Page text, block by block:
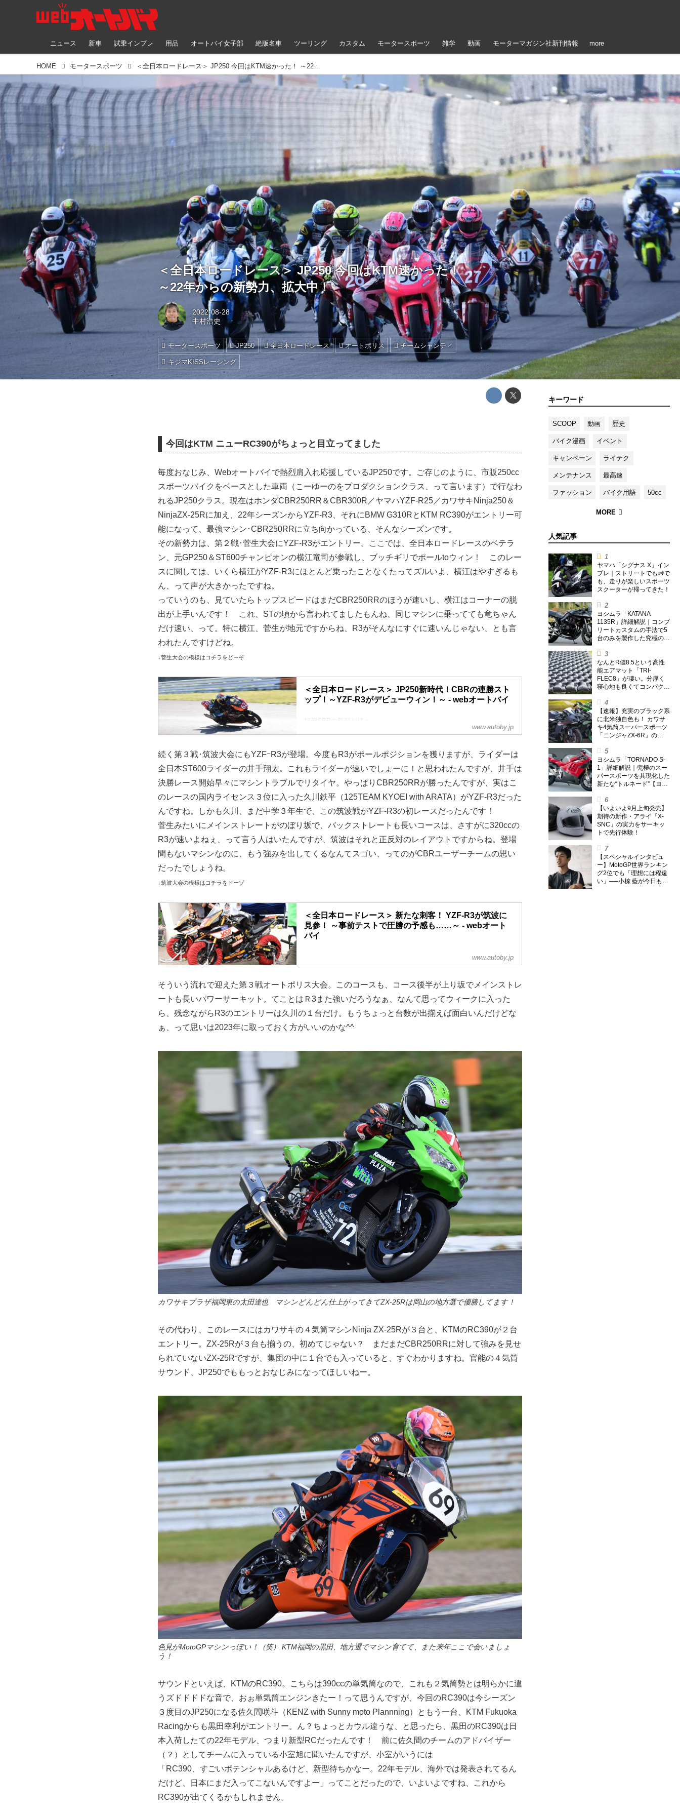
ニュース 新車 試乗インプレ 用品 オートバイ女子部 絶版名車 ツーリング カスタム モータースポーツ 雑学 動画 モーターマガジン社新刊情報 more
HOME モータースポーツ ＜全日本ロードレース＞ JP250 今回はKTM速かった！ ～22年からの新勢力、拡大中！
＜全日本ロードレース＞ JP250 今回はKTM速かった！
～22年からの新勢力、拡大中！
2022-08-28
中村浩史
モータースポーツ JP250 全日本ロードレース オートポリス チームシャンティ
キジマKISSレーシング
キーワード
SCOOP 動画 歴史
バイク漫画 イベント
キャンペーン ライテク
メンテナンス 最高速
ファッション バイク用語 50cc
人気記事
ヤマハ「シグナス X」イン
プレ｜ストリートでも峠で
も、走りが楽しいスポーツ
スクーターが帰ってきた！
ヨシムラ「KATANA
1135R」詳細解説｜コンプ
リートカスタムの手法で5
台のみを製作した究極の銘
なんとR値8.5という高性
能エアマット「TRI-
FLEC8」が凄い。分厚く
寝心地も良くてコンパクト
トを試してみた〈若林浩志
のスーパー・カブカブ・ダ
イアリーズ Vol.385〉
【速報】充実のブラック系
に北米独自色も！ カワサ
キ4気筒スーパースポーツ
「ニンジャZX-6R」の
筒ニンジャも出たよ【海
外】
ヨシムラ「TORNADO S-
1」詳細解説｜究極のスー
パースポーツを具現化した
新たな“トルネード”【ヨシ
【いよいよ9月上旬発売】
期待の新作・アライ「X-
SNC」の実力をサーキッ
トで先行体験！
【スペシャルインタビュ
ー】MotoGP世界ランキン
グ2位でも「理想には程遠
い」──小椋 藍が今日も走
今回はKTM ニューRC390がちょっと目立ってました
毎度おなじみ、Webオートバイで熱烈肩入れ応援しているJP250です。ご存じのように、市販250cc
スポーツバイクをベースとした車両（こーゆーのをプロダクションクラス、って言います）で行なわ
れるJP250クラス。現在はホンダCBR250RR＆CBR300R／ヤマハYZF-R25／カワサキNinja250＆
NinjaZX-25Rに加え、22年シーズンからYZF-R3、それにBMW G310RとKTM RC390がエントリー可
能になって、最強マシン･CBR250RRに立ち向かっている、そんなシーズンです。
その新勢力は、第２戦･菅生大会にYZF-R3がエントリー。ここでは、全日本ロードレースのベテラ
ン、元GP250＆ST600チャンピオンの横江竜司が参戦し、ブッチギリでポールtoウィン！ このレー
スに関しては、いくら横江がYZF-R3にほとんど乗ったことなくたってズルいよ、横江はやすぎるも
ん、って声が大きかったですね。
っていうのも、見ていたらトップスピードはまだCBR250RRのほうが速いし、横江はコーナーの脱
出が上手いんです！ これ、STの頃から言われてましたもんね、同じマシンに乗ってても竜ちゃん
だけ速い、って。特に横江、菅生が地元ですからね、R3がそんなにすぐに速いんじゃない、とも言
われたんですけどね。
↓菅生大会の模様はコチラをどーぞ
＜全日本ロードレース＞ JP250新時代！CBRの連勝スト
ップ！～YZF-R3がデビューウィン！～ - webオートバイ
打倒CBRの新顔が続々
この週末は宮城県･スポーツランド菅生で全日本ロードレース第４戦が
２＆４レースだったため、開催されたクラスはJSB1000のみ。他の
JP250／J-GP3／ST600／ST1000は、この菅生大会が２か月ぶり、開
幕戦に続く２レース目、ということになります。
２＆４レースでは、JSB1000は１戦につき２レースを消化して来たん
ですが、この菅生大会ではJSB1000だけじゃなく、ST600も２レース
開催。いつも...
www.autoby.jp
続く第３戦･筑波大会にもYZFｰR3が登場。今度もR3がポールポジションを獲りますが、ライダーは
全日本ST600ライダーの井手翔太。これもライダーが速いでしょーに！と思われたんですが、井手は
決勝レース開始早々にマシントラブルでリタイヤ。やっぱりCBR250RRが勝ったんですが、実はこ
のレースの国内ライセンス３位に入った久川鉄平（125TEAM KYOEI with ARATA）がYZF-R3だった
んですね。しかも久川、まだ中学３年生で、この筑波戦がYZF-R3の初レースだったんです！
菅生みたいにメインストレートがのぼり坂で、バックストレートも長いコースは、さすがに320ccの
R3が速いよねぇ、って言う人はいたんですが、筑波はそれと正反対のレイアウトですからね。登場
間もないマシンなのに、もう強みを出してくるなんてスゴい、ってのがCBRユーザーチームの思い
だったでしょうね。
↓筑波大会の模様はコチラをドーゾ
＜全日本ロードレース＞ 新たな刺客！ YZF-R3が筑波に
見参！ ～事前テストで圧勝の予感も……～ - webオート
バイ
スタート後、1コーナーのシーン #56山根のアウト側から#62井手が加
速していきます！
この週末は、筑波サーキットで全日本ロードレース第5戦が行なわれま
した。とはいえ、この筑波大会はこの2022年からちょっと変則的な大
会に変わっていて、日曜日に予選→決勝を行うワンデー制、開催はJ-
GP3クラスと、MFJカップのJP250のみとなりました。
これは、1周を1分足らずで走る全長2000mの筑波サーキットで、転倒
事故からの負傷事例が少なくなく、多重クラッシュも頻発...
www.autoby.jp
そういう流れで迎えた第３戦オートポリス大会。このコースも、コース後半が上り坂でメインストレ
ートも長いパワーサーキット。てことはＲ3また強いだろうなぁ、なんて思ってウィークに入った
ら、残念ながらR3のエントリーは久川の１台だけ。もうちょっと台数が出揃えば面白いんだけどな
ぁ、って思いは2023年に取っておく方がいいのかな^^
カワサキプラザ福岡東の太田達也 マシンどんどん仕上がってきてZX-25Rは岡山の地方選で優勝してます！
その代わり、このレースにはカワサキの４気筒マシンNinja ZX-25Rが３台と、KTMのRC390が２台
エントリー。ZX-25Rが３台も揃うの、初めてじゃない？ まだまだCBR250RRに対して強みを見せ
られていないZX-25Rですが、集団の中に１台でも入っていると、すぐわかりますね。官能の４気筒
サウンド、JP250でももっとおなじみになってほしいねー。
色見がMotoGPマシンっぽい！（笑） KTM福岡の黒田、地方選でマシン育てて、また来年ここで会いましょ
う！
サウンドといえば、KTMのRC390。こちらは390ccの単気筒なので、これも２気筒勢とは明らかに違
うズドドドドな音で、おぉ単気筒エンジンきたー！って思うんですが、今回のRC390は今シーズン
３度目のJP250になる佐久間咲斗（KENZ with Sunny moto Plannning）ともう一台、KTM Fukuoka
Racingからも黒田幸利がエントリー。ん？ちょっとカウル違うな、と思ったら、黒田のRC390は日
本入荷したての22年モデル、つまり新型RCだったんです！ 前に佐久間のチームのアドバイザー
（？）としてチームに入っている小室旭に聞いたんですが、小室がいうには
「RC390、すごいポテンシャルあるけど、新型待ちかなー。22年モデル、海外では発表されてるん
だけど、日本にまだ入ってこないんですよー」ってことだったので、いよいよですね、これから
RC390が出てくるかもしれません。